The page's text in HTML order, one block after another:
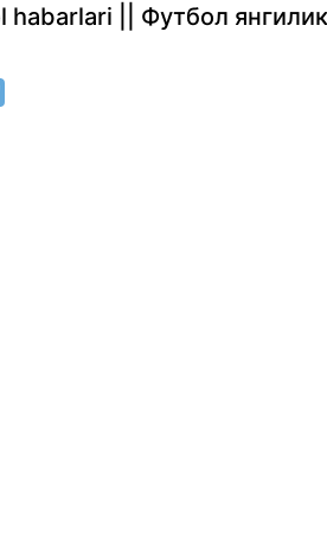
|| Футбол